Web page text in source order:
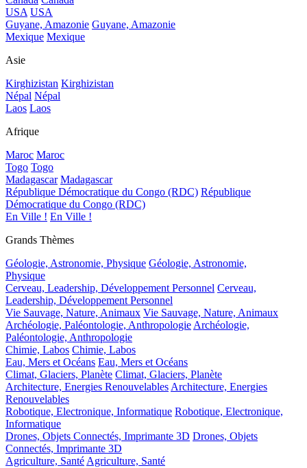
USA USA
Guyane, Amazonie Guyane, Amazonie
Mexique Mexique
Asie
Kirghizistan Kirghizistan
Népal Népal
Laos Laos
Afrique
Maroc Maroc
Togo Togo
Madagascar Madagascar
République Démocratique du Congo (RDC) République
Démocratique du Congo (RDC)
En Ville ! En Ville !
Grands Thèmes
Géologie, Astronomie, Physique Géologie, Astronomie,
Physique
Cerveau, Leadership, Développement Personnel Cerveau,
Leadership, Développement Personnel
Vie Sauvage, Nature, Animaux Vie Sauvage, Nature, Animaux
Archéologie, Paléontologie, AnthropologieArchéologie,
Paléontologie, Anthropologie
Chimie, Labos Chimie, Labos
Eau, Mers et Océans Eau, Mers et Océans
Climat, Glaciers, Planète Climat, Glaciers, Planète
Architecture, Energies RenouvelablesArchitecture, Energies
Renouvelables
Robotique, Electronique, Informatique Robotique, Electronique,
Informatique
Drones, Objets Connectés, Imprimante 3D Drones, Objets
Connectés, Imprimante 3D
Agriculture, SantéAgriculture, Santé